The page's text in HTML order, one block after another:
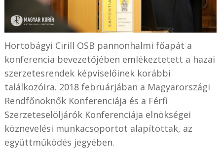
Hortobágyi Cirill OSB pannonhalmi főapát a
konferencia bevezetőjében emlékeztetett a hazai
szerzetesrendek képviselőinek korábbi
találkozóira. 2018 februárjában a Magyarországi
Rendfőnöknők Konferenciája és a Férfi
Szerzeteselöljárók Konferenciája elnökségei
köznevelési munkacsoportot alapítottak, az
együttműködés jegyében.